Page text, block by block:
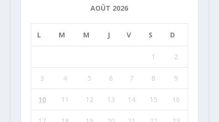
AOÛT 2026
L M M J V S D
1 2
3 4 5 6 7 8 9
10 11 12 13 14 15 16